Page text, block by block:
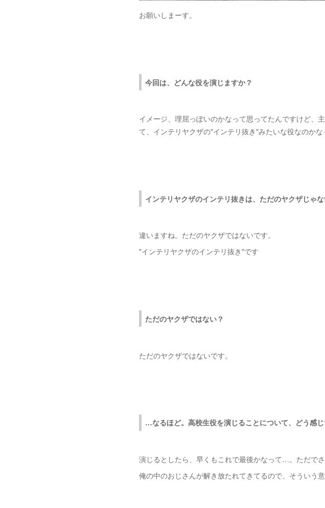
お願いしまーす。
今回は、どんな役を演じますか？
イメージ、理屈っぽいのかなって思ってたんですけど、
て、インテリヤクザの"インテリ抜き"みたいな役なのかな
インテリヤクザのインテリ抜きは、ただのヤクザじゃ
違いますね。ただのヤクザではないです。
"インテリヤクザのインテリ抜き"です
ただのヤクザではない？
ただのヤクザではないです。
…なるほど。高校生役を演じることについて、どう感じ
演じるとしたら、早くもこれで最後かなって…。ただで
俺の中のおじさんが解き放たれてきてるので、そういう